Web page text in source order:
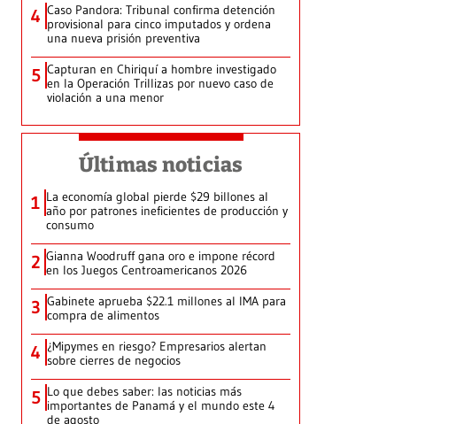
4 Caso Pandora: Tribunal confirma detención
provisional para cinco imputados y ordena
una nueva prisión preventiva
5 Capturan en Chiriquí a hombre investigado
en la Operación Trillizas por nuevo caso de
violación a una menor
Últimas noticias
1 La economía global pierde $29 billones al
año por patrones ineficientes de producción y
consumo
2 Gianna Woodruff gana oro e impone récord
en los Juegos Centroamericanos 2026
3 Gabinete aprueba $22.1 millones al IMA para
compra de alimentos
4 ¿Mipymes en riesgo? Empresarios alertan
sobre cierres de negocios
5 Lo que debes saber: las noticias más
importantes de Panamá y el mundo este 4
de agosto